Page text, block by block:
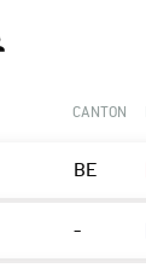
CANTON
BE
-